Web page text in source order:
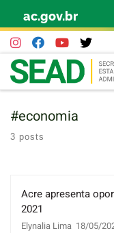
Skip to content
ac.gov.br
#economia
3 posts
Acre apresenta
2021
Elynalia Lima 18/05/